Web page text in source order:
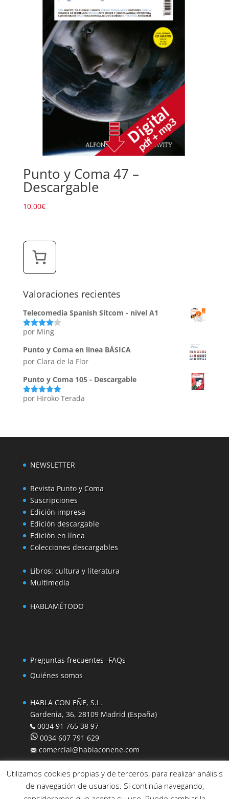
Punto y Coma 47 –
Descargable
10,00€
Valoraciones recientes
Telecomedia Spanish Sitcom - nivel A1
Valorado
5
por Ming
Punto y Coma en línea BÁSICA
por Clara de la Flor
Punto y Coma 105 - Descargable
Valorado
por Hiroko Terada
NEWSLETTER
Revista Punto y Coma
Suscripciones
Edición impresa
Edición descargable
Edición en línea
Colecciones descargables
Libros: cultura y literatura
Multimedia
HABLAMÉTODO
Preguntas frecuentes -FAQs
Quiénes somos
HABLA CON EÑE, S.L.
Gardenia, 36, 28109 Madrid (España)
0034 91 765 38 97
0034 607 791 629
comercial@hablaconene.com
Utilizamos cookies propias y de terceros, para realizar análisis
de navegación de usuarios. Si continúa navegando,